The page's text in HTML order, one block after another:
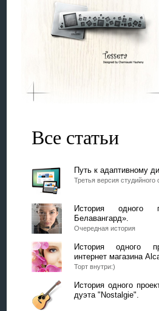
Все статьи
Путь к адаптивному
Третья версия студийного
История одного
Белавангард».
Очередная история
История одного
интернет магазина
Торт внутри:)
История одного
дуэта "Nostalgie".